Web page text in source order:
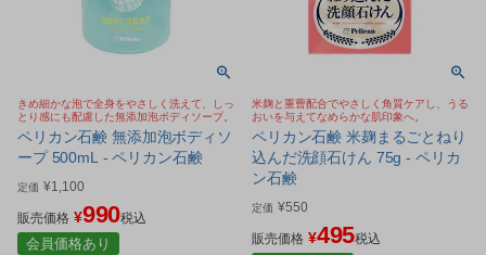
きめ細かな泡で全身をやさしく洗えて、しっ
とり感にも配慮した無添加泡ボディソープ。
ペリカン石鹸 無添加泡ボディソ
ープ 500mL - ペリカン石鹸
定価 ¥1,100
販売価格 ¥990税込
会員価格あり
米麹と重曹配合でやさしく角質ケアし、うる
おいを与えてなめらかな肌印象へ。
ペリカン石鹸 米麹まるごとねり
込んだ洗顔石けん 75g - ペリカ
ン石鹸
定価 ¥550
販売価格 ¥495税込